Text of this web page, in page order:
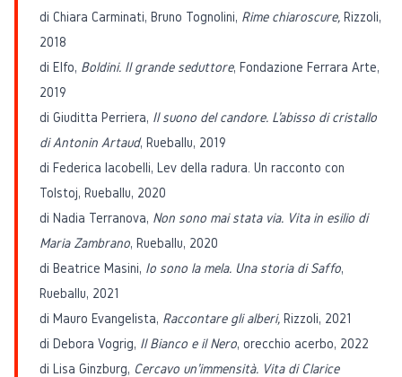
di Chiara Carminati, Bruno Tognolini, Rime chiaroscure, Rizzoli,
2018
di Elfo, Boldini. Il grande seduttore, Fondazione Ferrara Arte,
2019
di Giuditta Perriera, Il suono del candore. L'abisso di cristallo
di Antonin Artaud, Rueballu, 2019
di Federica Iacobelli, Lev della radura. Un racconto con
Tolstoj, Rueballu, 2020
di Nadia Terranova, Non sono mai stata via. Vita in esilio di
Maria Zambrano, Rueballu, 2020
di Beatrice Masini, Io sono la mela. Una storia di Saffo,
Rueballu, 2021
di Mauro Evangelista, Raccontare gli alberi, Rizzoli, 2021
di Debora Vogrig, Il Bianco e il Nero, orecchio acerbo, 2022
di Lisa Ginzburg, Cercavo un'immensità. Vita di Clarice